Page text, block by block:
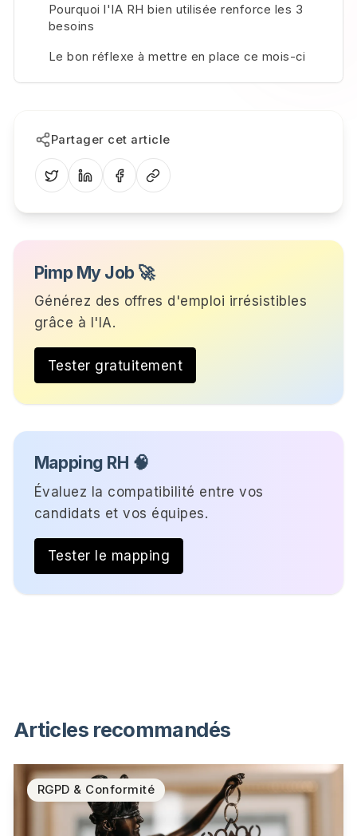
Pourquoi l'IA RH bien utilisée renforce les 3
besoins
Le bon réflexe à mettre en place ce mois-ci
Partager cet article
Pimp My Job 🚀
Générez des offres d'emploi irrésistibles
grâce à l'IA.
Tester gratuitement
Mapping RH 🧠
Évaluez la compatibilité entre vos
candidats et vos équipes.
Tester le mapping
Articles recommandés
RGPD & Conformité